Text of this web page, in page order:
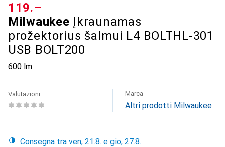
Milwaukee Įkraunamas
prožektorius šalmui L4 BOLTHL-301
USB BOLT200
600 lm
CHF
119.–
Valutazioni Marca
Altri prodotti Milwaukee
Consegna tra ven, 21.8. e gio, 27.8.